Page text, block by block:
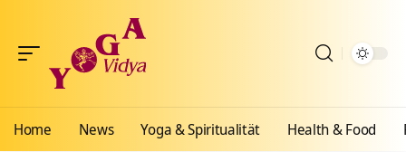
Home News Yoga & Spiritualität Health & Food